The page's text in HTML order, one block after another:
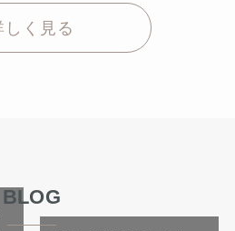
しく見る
BLOG